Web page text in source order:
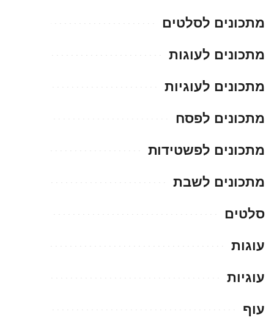
מתכונים לסלטים
מתכונים לעוגות
מתכונים לעוגיות
מתכונים לפסח
מתכונים לפשטידות
מתכונים לשבת
סלטים
עוגות
עוגיות
עוף